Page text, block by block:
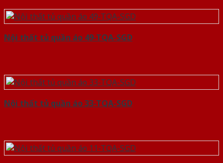
Nội thất tủ quần áo 49-TQA-SGD
Nội thất tủ quần áo 33-TQA-SGD